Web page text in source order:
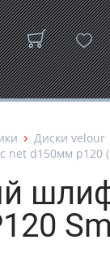
Диски velour
d150мм p120